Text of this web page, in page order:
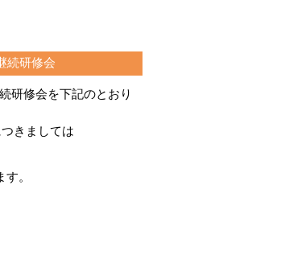
続研修会
研修会を下記のとおり
きましては
。